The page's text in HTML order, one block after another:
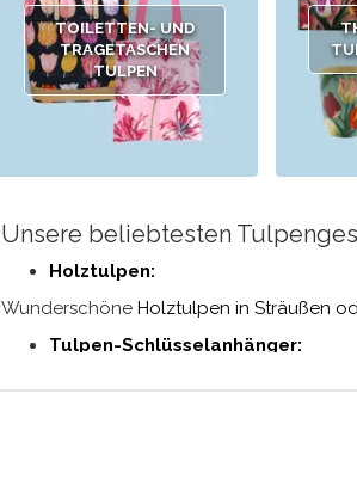
TOILETTEN- UND
TRAGETASCHEN
TULPEN
Unsere beliebtesten
Holztulpen:
Wunderschöne Holztulpen in Sträußen
Tulpen-Schlüsselanhänger: